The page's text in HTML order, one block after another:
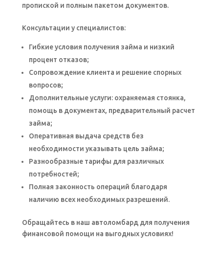
пропиской и полным пакетом документов.
Консультации у специалистов:
Гибкие условия получения займа и низкий
процент отказов;
Сопровождение клиента и решение спорных
вопросов;
Дополнительные услуги: охраняемая стоянка,
помощь в документах, предварительный расчет
займа;
Оперативная выдача средств без
необходимости указывать цель займа;
Разнообразные тарифы для различных
потребностей;
Полная законность операций благодаря
наличию всех необходимых разрешений.
Обращайтесь в наш автоломбард для получения
финансовой помощи на выгодных условиях!